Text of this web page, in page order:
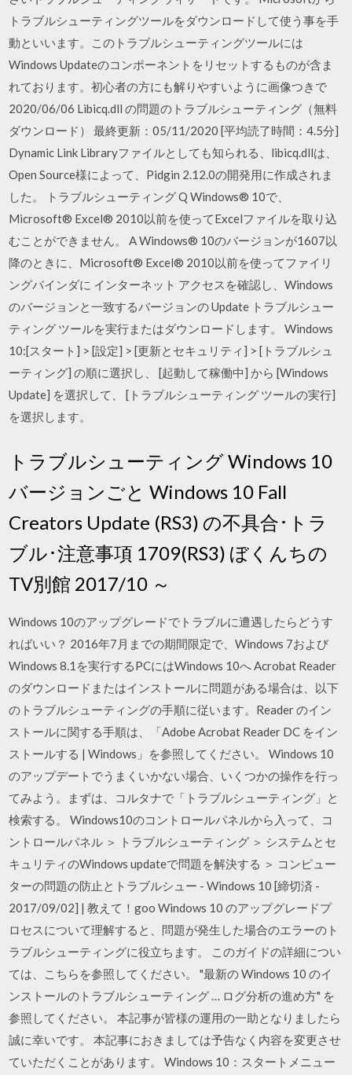
トラブルシューティングツールをダウンロードして使う事を手
動といいます。このトラブルシューティングツールには
Windows Updateのコンポーネントをリセットするものが含ま
れております。初心者の方にも解りやすいように画像つきで
2020/06/06 Libicq.dll の問題のトラブルシューティング（無料
ダウンロード） 最終更新：05/11/2020 [平均読了時間：4.5分]
Dynamic Link Libraryファイルとしても知られる、libicq.dllは、
Open Source様によって、Pidgin 2.12.0の開発用に作成されま
した。 トラブルシューティング Q Windows® 10で、
Microsoft® Excel® 2010以前を使ってExcelファイルを取り込
むことができません。 A Windows® 10のバージョンが1607以
降のときに、Microsoft® Excel® 2010以前を使ってファイリ
ングバインダに インターネット アクセスを確認し、Windows
のバージョンと一致するバージョンの Update トラブルシュー
ティング ツールを実行またはダウンロードします。 Windows
10:[スタート] > [設定] > [更新とセキュリティ] > [トラブルシュ
ーティング] の順に選択し、 [起動して稼働中] から [Windows
Update] を選択して、 [トラブルシューティング ツールの実行]
を選択します。
トラブルシューティング Windows 10
バージョンごと Windows 10 Fall
Creators Update (RS3) の不具合･トラ
ブル･注意事項 1709(RS3) ぼくんちの
TV別館 2017/10 ～
Windows 10のアップグレードでトラブルに遭遇したらどうす
ればいい？ 2016年7月までの期間限定で、Windows 7および
Windows 8.1を実行するPCにはWindows 10へ Acrobat Reader
のダウンロードまたはインストールに問題がある場合は、以下
のトラブルシューティングの手順に従います。Reader のイン
ストールに関する手順は、「Adobe Acrobat Reader DC をイン
ストールする | Windows」を参照してください。 Windows 10
のアップデートでうまくいかない場合、いくつかの操作を行っ
てみよう。まずは、コルタナで「トラブルシューティング」と
検索する。 Windows10のコントロールパネルから入って、コ
ントロールパネル ＞ トラブルシューティング ＞ システムとセ
キュリティのWindows updateで問題を解決する ＞ コンピュー
ターの問題の防止とトラブルシュー - Windows 10 [締切済 -
2017/09/02] | 教えて！goo Windows 10 のアップグレードプ
ロセスについて理解すると、問題が発生した場合のエラーのト
ラブルシューティングに役立ちます。 このガイドの詳細につい
ては、こちらを参照してください。 "最新の Windows 10 のイ
ンストールのトラブルシューティング … ログ分析の進め方" を
参照してください。 本記事が皆様の運用の一助となりましたら
誠に幸いです。 本記事におきましては予告なく内容を変更させ
ていただくことがあります。 Windows 10：スタートメニュー